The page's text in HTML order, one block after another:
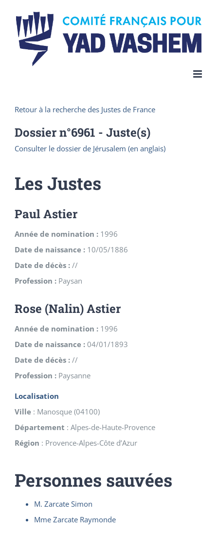
content
Retour à la recherche des Justes de France
Dossier n°6961 - Juste(s)
Consulter le dossier de Jérusalem (en anglais)
Les Justes
Paul Astier
Année de nomination : 1996
Date de naissance : 10/05/1886
Date de décès : //
Profession : Paysan
Rose (Nalin) Astier
Année de nomination : 1996
Date de naissance : 04/01/1893
Date de décès : //
Profession : Paysanne
Localisation
Ville : Manosque (04100)
Département : Alpes-de-Haute-Provence
Région : Provence-Alpes-Côte d’Azur
Personnes sauvées
M. Zarcate Simon
Mme Zarcate Raymonde